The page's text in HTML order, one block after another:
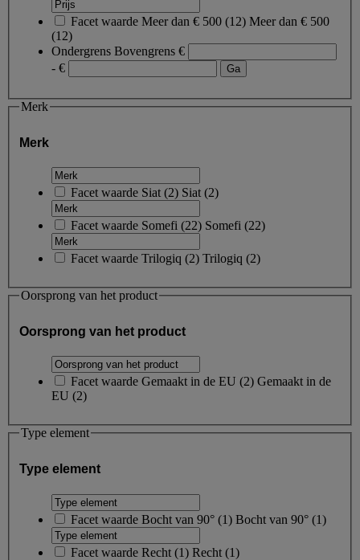
Facet waarde Meer dan € 500 (12) Meer dan € 500
(12)
Ondergrens Bovengrens €
- €
Merk
Merk
Facet waarde Siat (2) Siat (2)
Facet waarde Somefi (22) Somefi (22)
Facet waarde Trilogiq (2) Trilogiq (2)
Oorsprong van het product
Oorsprong van het product
Facet waarde Gemaakt in de EU (2) Gemaakt in de
EU (2)
Type element
Type element
Facet waarde Bocht van 90° (1) Bocht van 90° (1)
Facet waarde Recht (1) Recht (1)